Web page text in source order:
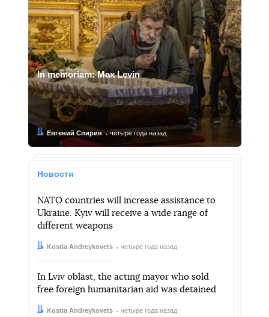
In memoriam: Max Levin
Автор:Евгений Спирин
Дата: четыре года назад
Новости
NATO countries will increase assistance to
Ukraine. Kyiv will receive a wide range of
different weapons
Автор:Kostia Andreykovets
Дата: четыре года назад
In Lviv oblast, the acting mayor who sold
free foreign humanitarian aid was detained
Автор:Kostia Andreykovets
Дата: четыре года назад